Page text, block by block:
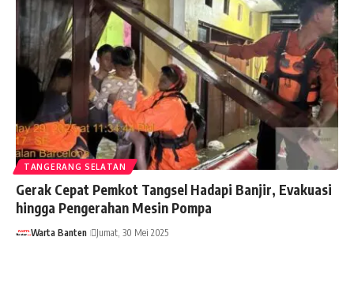
TANGERANG SELATAN
Gerak Cepat Pemkot Tangsel Hadapi Banjir, Evakuasi
hingga Pengerahan Mesin Pompa
Warta Banten Jumat, 30 Mei 2025